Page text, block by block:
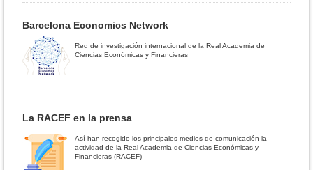
Barcelona Economics Network
Red de investigación internacional de la Real Academia de
Ciencias Económicas y Financieras
La RACEF en la prensa
Así han recogido los principales medios de comunicación la
actividad de la Real Academia de Ciencias Económicas y
Financieras (RACEF)